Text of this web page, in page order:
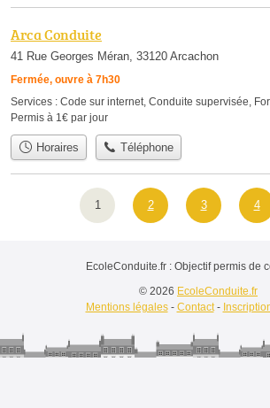
Arca Conduite
41 Rue Georges Méran, 33120 Arcachon
Fermée, ouvre à 7h30
Services : Code sur internet, Conduite supervisée,
Permis à 1€ par jour
Horaires Téléphone
1 2 3 4
EcoleConduite.fr : Objectif permis de
© 2026 EcoleConduite.fr
Mentions légales- Contact-